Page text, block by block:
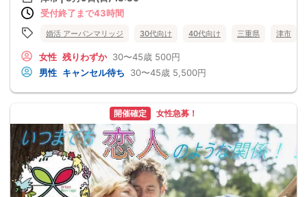
受付終了まで43時間
婚活 アーバンマリッジ 30代向け 40代向け 三重県 津市
女性 残りわずか 30〜45歳 500円
男性 キャンセル待ち 30〜45歳 5,500円
開催確定 女性急募！